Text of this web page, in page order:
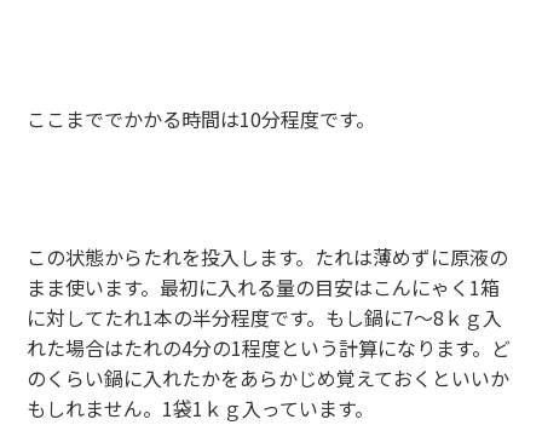
ここまででかかる時間は10分程度です。
この状態からたれを投入します。たれは薄めずに原液の
まま使います。最初に入れる量の目安はこんにゃく1箱
に対してたれ1本の半分程度です。もし鍋に7～8ｋｇ入
れた場合はたれの4分の1程度という計算になります。ど
のくらい鍋に入れたかをあらかじめ覚えておくといいか
もしれません。1袋1ｋｇ入っています。